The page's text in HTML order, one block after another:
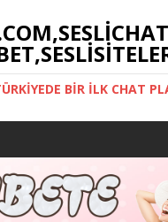
BIR İLK CHAT